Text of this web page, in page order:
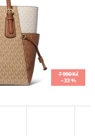
7 990 Kč
–33 %